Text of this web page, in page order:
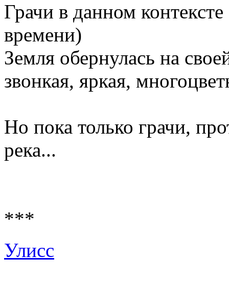
Грачи в данном
времени)
Земля обернулась на
звонкая, яркая,
Но пока только грачи,
река...
***
Улисс